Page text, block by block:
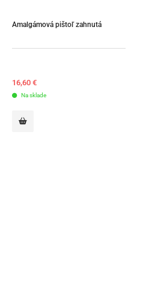
Amalgámová pištoľ zahnutá
16,60 €
Na sklade